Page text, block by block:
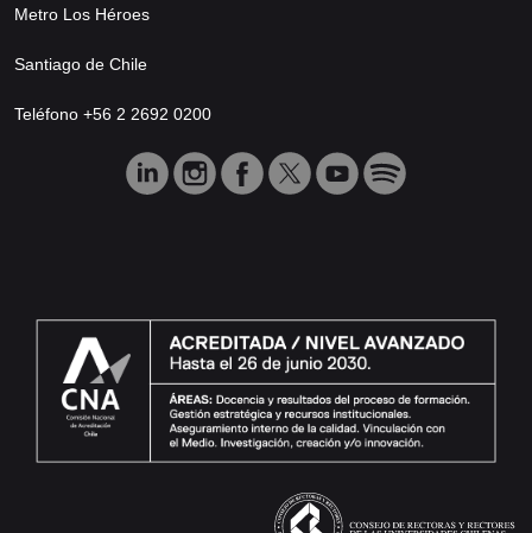
Metro Los Héroes
Santiago de Chile
Teléfono +56 2 2692 0200